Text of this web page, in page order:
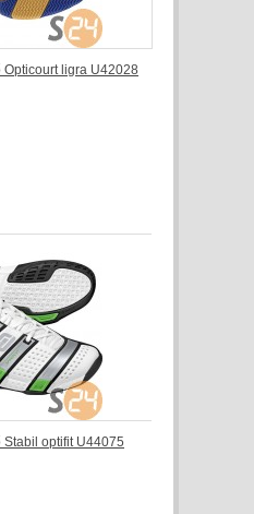
ligra U42028
optifit U44075